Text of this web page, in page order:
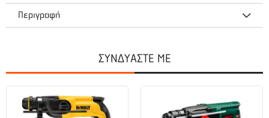
Περιγραφή
Ταχύτητα χωρίς φορτίο: 12000 rpm
Δίσκος: Ø115 mm
ΣΥΝΔΥΑΣΤΕ ΜΕ